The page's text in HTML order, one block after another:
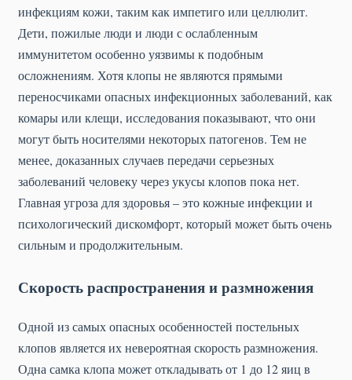
инфекциям кожи, таким как импетиго или целлюлит.
Дети, пожилые люди и люди с ослабленным
иммунитетом особенно уязвимы к подобным
осложнениям. Хотя клопы не являются прямыми
переносчиками опасных инфекционных заболеваний, как
комары или клещи, исследования показывают, что они
могут быть носителями некоторых патогенов. Тем не
менее, доказанных случаев передачи серьезных
заболеваний человеку через укусы клопов пока нет.
Главная угроза для здоровья – это кожные инфекции и
психологический дискомфорт, который может быть очень
сильным и продолжительным.
Скорость распространения и размножения
Одной из самых опасных особенностей постельных
клопов является их невероятная скорость размножения.
Одна самка клопа может откладывать от 1 до 12 яиц в